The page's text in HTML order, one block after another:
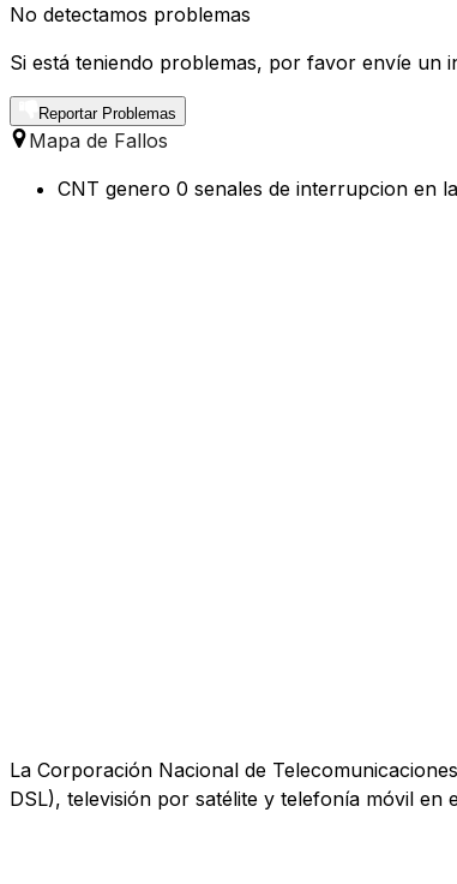
No detectamos problemas
Si está teniendo problemas, por favor envíe un
Reportar Problemas
Mapa de Fallos
CNT genero 0 senales de interrupcion en
La Corporación Nacional de
DSL), televisión por satélite y telefonía móvil en